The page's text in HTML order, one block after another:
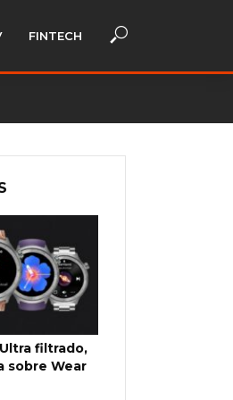
FINTECH
filtrado,
sobre Wear